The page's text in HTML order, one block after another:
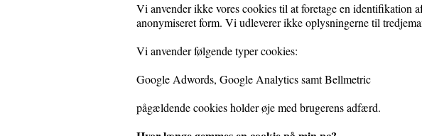
Vi anvender ikke vores cookies til at foretage en identifikation
anonymiseret form. Vi udleverer ikke oplysningerne til
Vi anvender følgende typer cookies:
Google Adwords, Google Analytics samt Bellmetric
pågældende cookies holder øje med brugerens adfærd.